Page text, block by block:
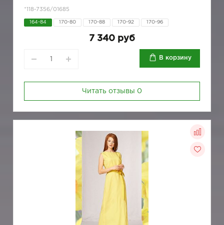
*118-7356/01685
164-84 170-80 170-88 170-92 170-96
7 340 руб
В корзину
Читать отзывы 0